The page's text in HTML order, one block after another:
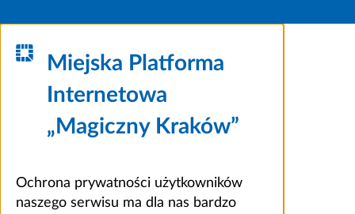
Miejska Platforma
Internetowa
„Magiczny Kraków”
Ochrona prywatności użytkowników
naszego serwisu ma dla nas bardzo